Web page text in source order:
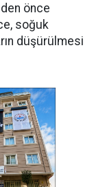
önce
soğuk
düşürülmesi